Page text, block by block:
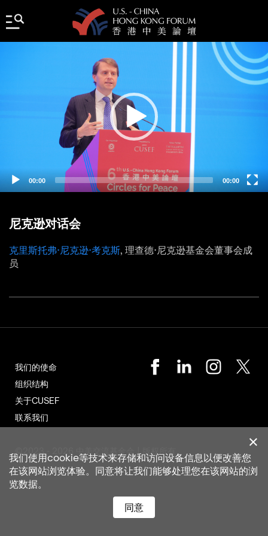
00:00 00:00
尼克逊对话会
克里斯托弗·尼克逊·考克斯, 理查德·尼克逊基金会董事会成
员
我们的使命
组织结构
关于CUSEF
联系我们
©2023 - 2026 中美交流基金会 | 版权所有
我们使用cookie等技术来存储和访问设备信息以便改善您
在该网站浏览体验。同意将让我们能够处理您在该网站的浏
览数据。
同意